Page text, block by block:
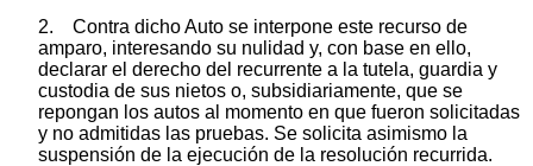
2. Contra dicho Auto se interpone este recurso de
amparo, interesando su nulidad y, con base en ello,
declarar el derecho del recurrente a la tutela, guardia y
custodia de sus nietos o, subsidiariamente, que se
repongan los autos al momento en que fueron solicitadas
y no admitidas las pruebas. Se solicita asimismo la
suspensión de la ejecución de la resolución recurrida.